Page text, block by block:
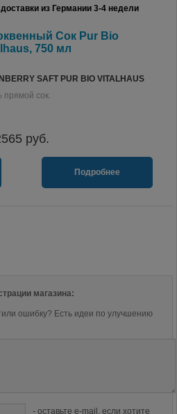
из Германии 3-4 недели
Сок Pur Bio
750 мл
SAFT PUR BIO VITALHAUS
прямой сок.
руб.
Подробнее
магазина:
ошибку? Есть идеи по улучшению
- оставьте e-mail, если хотите